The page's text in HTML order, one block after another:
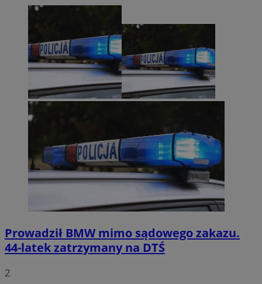
Prowadził BMW mimo sądowego zakazu.
44-latek zatrzymany na DTŚ
2